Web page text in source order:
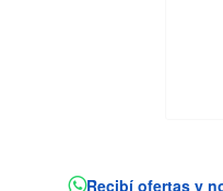
Recibí ofertas y